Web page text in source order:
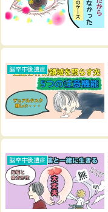
脳卒中後遺症
脳卒中後遺症